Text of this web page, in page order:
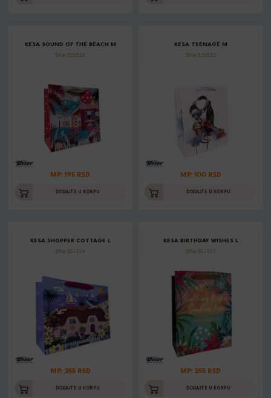
KESA SOUND OF THE BEACH M
Šifra: ED2524
MP: 195 RSD
DODAJTE U KORPU
KESA TEENAGE M
Šifra: 338522
MP: 100 RSD
DODAJTE U KORPU
KESA SHOPPER COTTAGE L
Šifra: ED2529
MP: 255 RSD
DODAJTE U KORPU
KESA BIRTHDAY WISHES L
Šifra: ED2527
MP: 255 RSD
DODAJTE U KORPU